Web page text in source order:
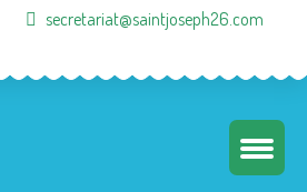
secretariat@saintjoseph26.com